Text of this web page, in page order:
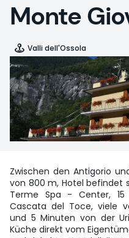
Monte
Valli dell'Ossola
Zwischen den Antigorio
von 800 m, Hotel befindet
Terme Spa - Center,
Cascata del Toce, viele
und 5 Minuten von der
Küche direkt vom